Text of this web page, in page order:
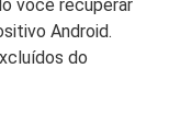
você recuperar
Android.
do